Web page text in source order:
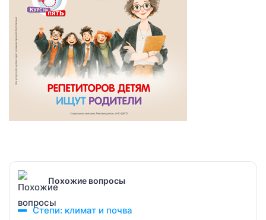
Похожие вопросы
Степи: климат и почва